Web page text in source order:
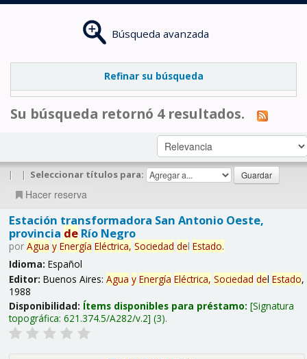
Búsqueda avanzada
Refinar su búsqueda
Su búsqueda retornó 4 resultados.
| | Seleccionar títulos para:
Hacer reserva
Estación transformadora San Antonio Oeste,
provincia deRío Negro
por Agua y Energía Eléctrica, Sociedad del Estado.
Idioma: Español
Editor: Buenos Aires: Agua y Energía Eléctrica, Sociedad del Estado,
1988
Disponibilidad: Ítems disponibles para préstamo: Signatura
topográfica: 621.374.5/A282/v.2 (3).